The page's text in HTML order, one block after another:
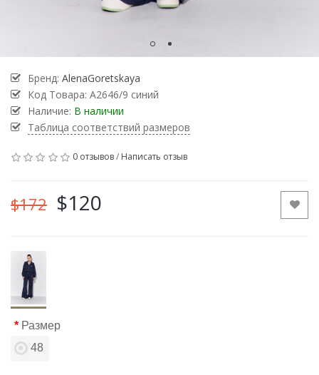
Бренд: AlenaGoretskaya
Код Товара: А2646/9 синий
Наличие: В наличии
Таблица соответствий размеров
0 отзывов/ Написать отзыв
$172 $120
Размер
48